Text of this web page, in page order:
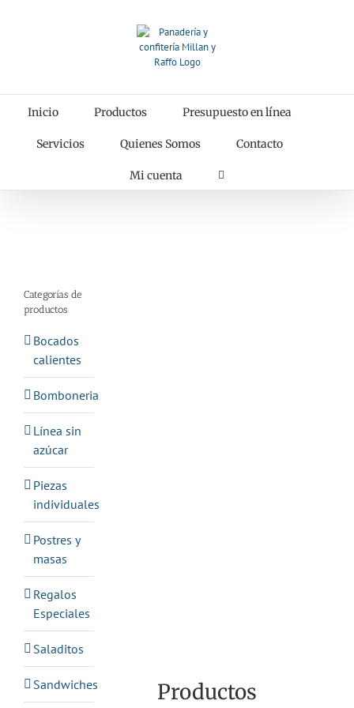
Inicio Productos Presupuesto en línea
Servicios Quienes Somos Contacto
Mi cuenta
Productos
Categorías de
productos
Bocados
calientes
Bomboneria
Línea sin
azúcar
Piezas
individuales
Postres y
masas
Regalos
Especiales
Saladitos
Sandwiches